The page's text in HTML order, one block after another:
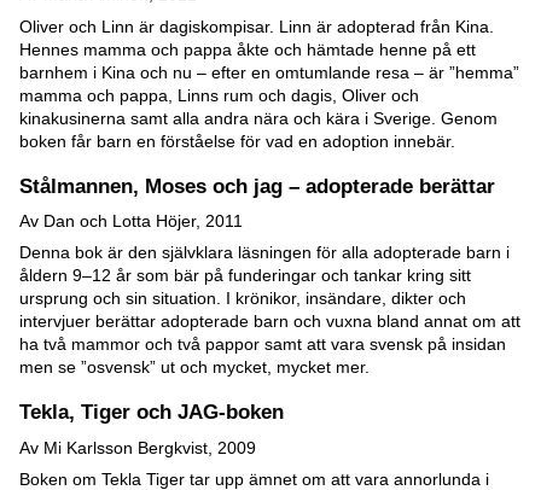
Oliver och Linn är dagiskompisar. Linn är adopterad från Kina.
Hennes mamma och pappa åkte och hämtade henne på ett
barnhem i Kina och nu – efter en omtumlande resa – är ”hemma”
mamma och pappa, Linns rum och dagis, Oliver och
kinakusinerna samt alla andra nära och kära i Sverige. Genom
boken får barn en förståelse för vad en adoption innebär.
Stålmannen, Moses och jag – adopterade berättar
Av Dan och Lotta Höjer, 2011
Denna bok är den självklara läsningen för alla adopterade barn i
åldern 9–12 år som bär på funderingar och tankar kring sitt
ursprung och sin situation. I krönikor, insändare, dikter och
intervjuer berättar adopterade barn och vuxna bland annat om att
ha två mammor och två pappor samt att vara svensk på insidan
men se ”osvensk” ut och mycket, mycket mer.
Tekla, Tiger och JAG-boken
Av Mi Karlsson Bergkvist, 2009
Boken om Tekla Tiger tar upp ämnet om att vara annorlunda i